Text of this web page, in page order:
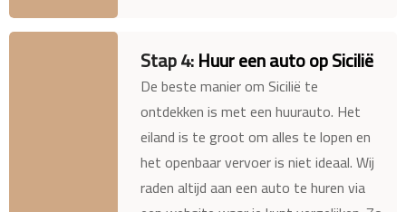
Stap 4:Huur een auto op Sicilië
De beste manier om Sicilië te
ontdekken is met een huurauto. Het
eiland is te groot om alles te lopen en
het openbaar vervoer is niet ideaal. Wij
raden altijd aan een auto te huren via